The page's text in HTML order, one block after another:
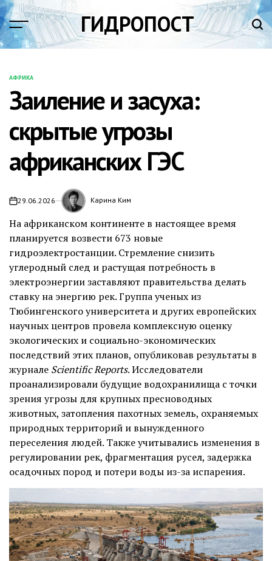
Перейти
к
содержимому
ГИДРОПОСТ
ОПУБЛИКОВАНО
В
АФРИКА
Заиление и засуха:
скрытые угрозы
африканских ГЭС
29.06.2026 Карина Ким
На африканском континенте в настоящее время
планируется возвести 673 новые
гидроэлектростанции. Стремление снизить
углеродный след и растущая потребность в
электроэнергии заставляют правительства делать
ставку на энергию рек. Группа ученых из
Тюбингенского университета и других европейских
научных центров провела комплексную оценку
экологических и социально-экономических
последствий этих планов, опубликовав результаты в
журнале Scientific Reports. Исследователи
проанализировали будущие водохранилища с точки
зрения угрозы для крупных пресноводных
животных, затопления пахотных земель, охраняемых
природных территорий и вынужденного
переселения людей. Также учитывались изменения в
регулировании рек, фрагментация русел, задержка
осадочных пород и потери воды из-за испарения.